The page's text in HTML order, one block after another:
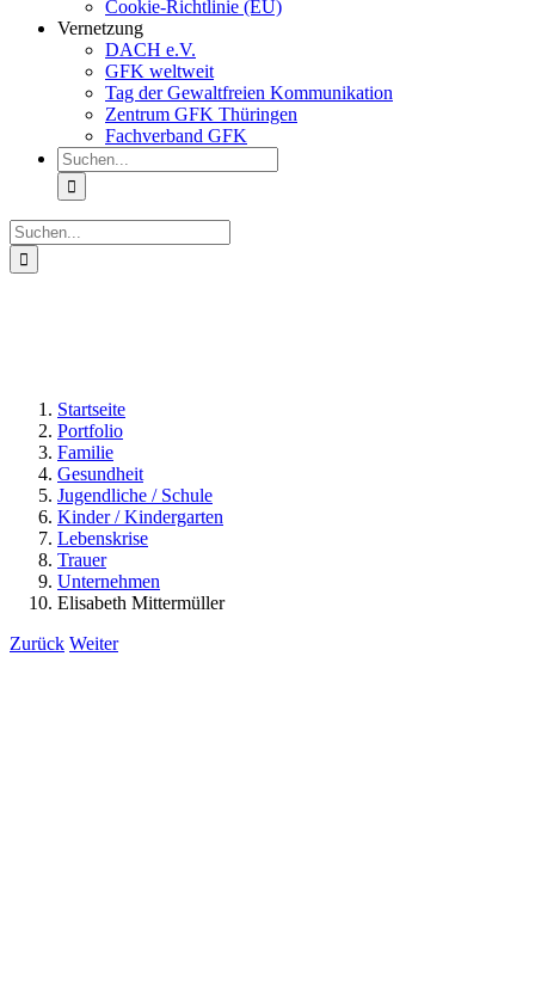
Cookie-Richtlinie (EU)
Vernetzung
DACH e.V.
GFK weltweit
Tag der Gewaltfreien Kommunikation
Zentrum GFK Thüringen
Fachverband GFK
Suche
nach:
Suche
nach:
Startseite
Portfolio
Familie
Gesundheit
Jugendliche / Schule
Kinder / Kindergarten
Lebenskrise
Trauer
Unternehmen
Elisabeth Mittermüller
Zurück Weiter